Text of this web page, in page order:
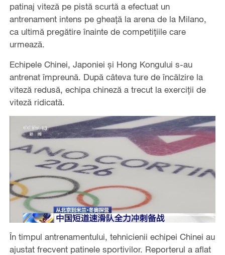
patinaj viteză pe pistă scurtă a efectuat un
antrenament intens pe gheață la arena de la Milano,
ca ultimă pregătire înainte de competițiile care
urmează.
Echipele Chinei, Japoniei și Hong Kongului s-au
antrenat împreună. După câteva ture de încălzire la
viteză redusă, echipa chineză a trecut la exerciții de
viteză ridicată.
În timpul antrenamentului, tehnicienii echipei Chinei au
ajustat frecvent patinele sportivilor. Reporterul a aflat